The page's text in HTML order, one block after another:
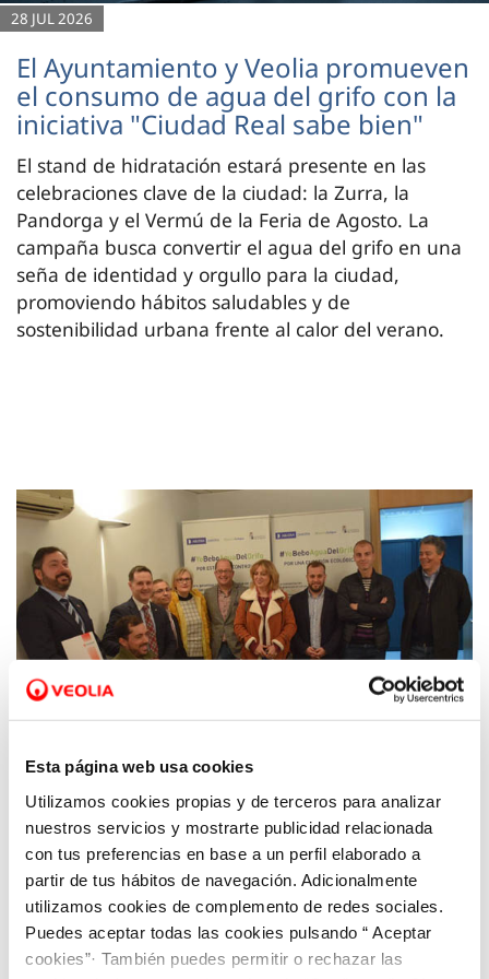
Esta página web usa cookies
Utilizamos cookies propias y de terceros para analizar
nuestros servicios y mostrarte publicidad relacionada
con tus preferencias en base a un perfil elaborado a
partir de tus hábitos de navegación. Adicionalmente
utilizamos cookies de complemento de redes sociales.
Puedes aceptar todas las cookies pulsando “ Aceptar
cookies”· También puedes permitir o rechazar las
28 JUL 2026
El Ayuntamiento y Veolia promueven
el consumo de agua del grifo con la
iniciativa "Ciudad Real sabe bien"
El stand de hidratación estará presente en las
celebraciones clave de la ciudad: la Zurra, la
Pandorga y el Vermú de la Feria de Agosto. La
campaña busca convertir el agua del grifo en una
seña de identidad y orgullo para la ciudad,
promoviendo hábitos saludables y de
sostenibilidad urbana frente al calor del verano.
23 FEB 2019
Aquona renueva sus convenios con los
clubes deportivos